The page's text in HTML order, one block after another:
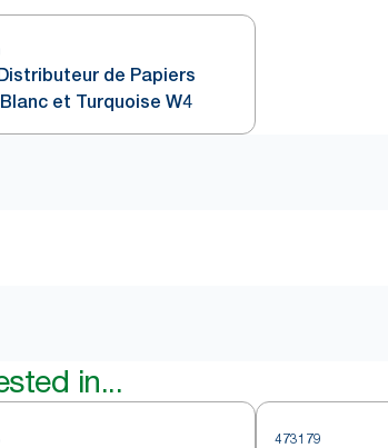
de Papiers
et Turquoise W4
in...
473179